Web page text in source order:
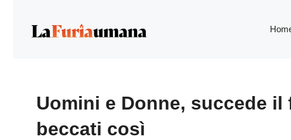
Uomini e Donne, succede
beccati così